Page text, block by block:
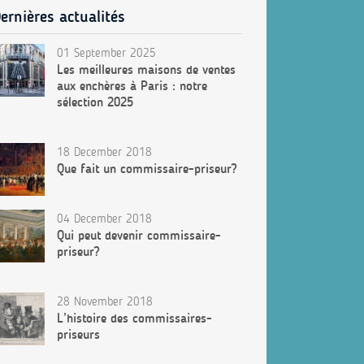
actualités
01 September 2025
Les meilleures maisons de ventes
aux enchères à Paris : notre
sélection 2025
18 December 2018
Que fait un commissaire-priseur?
04 December 2018
Qui peut devenir commissaire-
priseur?
28 November 2018
L’histoire des commissaires-
priseurs